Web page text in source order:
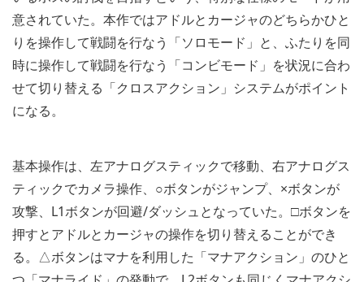
意されていた。本作ではアドルとカージャのどちらかひと
りを操作して戦闘を行なう「ソロモード」と、ふたりを同
時に操作して戦闘を行なう「コンビモード」を状況に合わ
せて切り替える「クロスアクション」システムがポイント
になる。
基本操作は、左アナログスティックで移動、右アナログス
ティックでカメラ操作、○ボタンがジャンプ、×ボタンが
攻撃、L1ボタンが回避/ダッシュとなっていた。□ボタンを
押すとアドルとカージャの操作を切り替えることができ
る。△ボタンはマナを利用した「マナアクション」のひと